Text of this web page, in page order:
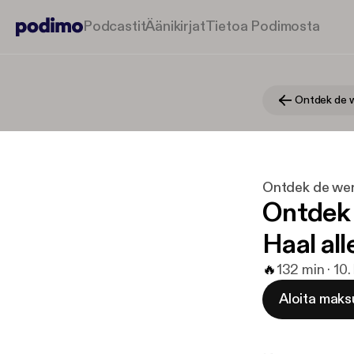
PodcastitÄänikirjatTietoa Podimosta
Ontdek de
Ontdek de
Ontdek
Haal
🔥132 min ·
Aloita